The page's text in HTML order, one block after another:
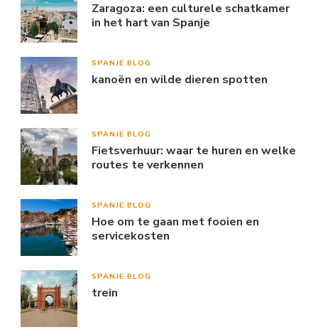
Zaragoza: een culturele schatkamer
in het hart van Spanje
SPANJE BLOG
kanoën en wilde dieren spotten
SPANJE BLOG
Fietsverhuur: waar te huren en welke
routes te verkennen
SPANJE BLOG
Hoe om te gaan met fooien en
servicekosten
SPANJE BLOG
trein